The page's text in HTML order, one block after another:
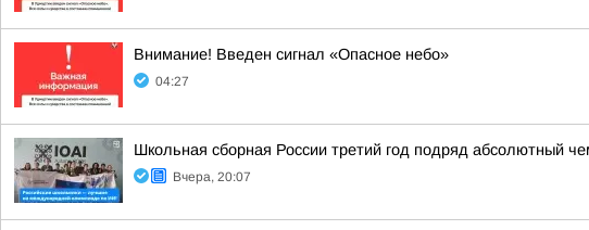
Внимание! Введен сигнал «Опасное небо»
04:27
Школьная сборная России третий год подряд абсолютный
Вчера, 20:07